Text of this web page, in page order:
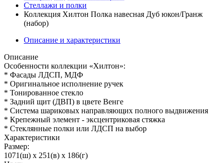
Стеллажи и полки
Коллекция Хилтон Полка навесная Дуб юкон/Гранж
(набор)
Описание и характеристики
Описание
Особенности коллекции «Хилтон»:
* Фасады ЛДСП, МДФ
* Оригинальное исполнение ручек
* Тонированное стекло
* Задний щит (ДВП) в цвете Венге
* Система шариковых направляющих полного выдвижения
* Крепежный элемент - эксцентриковая стяжка
* Стеклянные полки или ЛДСП на выбор
Характеристики
Размер:
1071(ш) x 251(в) x 186(г)